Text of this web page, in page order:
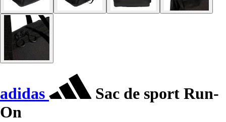
adidas
Sac de sport Run-
On